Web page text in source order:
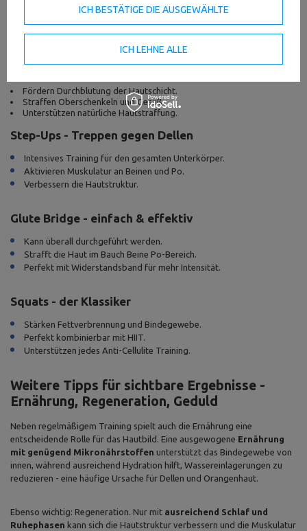
Stärkt den Po-Muskel gezielt.
Ideal mit Fitnessband oder Zusatzgewicht.
Ausfallschritte (Lunges) - Bein und Po in Kombi
Fördern Durchblutung der Hautschicht.
Straffen Oberschenkeln und Gesäß.
Unterstützen natürliche Hautstraffung.
Step-Ups - Treppen gegen Dellen
Intensives Training für den gesamten Unterkörper.
Aktivieren Muskulatur an Beinen und Po.
Verbessern die Hautstruktur.
Glute Bridge - einfach & effektiv
Kann überall durchgeführt werden.
Strafft die Haut im Bauch Beine Po-Bereich.
Perfekt mit Widerstandsband für mehr Intensität.
Squats - der Klassiker
Stärken Fettverbrennung und Bindegewebe.
Perfekt kombinierbar mit HIIT.
Unterstützen jedes Anti-Cellulite Training.
Weitere Tipps für sichtbare Ergebnisse -
Ernährung, Regeneration, Geduld
Neben regelmäßigem Training spielt auch die Ernährung eine
entscheidende Rolle für das Hautbild. Eine ausgewogene Ernährung
mit genügend Mikronährstoffen unterstützt das Bindegewebe von
innen, während ausreichend Hydration hilft, Wassereinlagerungen zu
reduzieren - eine häufige Ursache für Dellen und Orangenhaut.
Ebenso wichtig: Regeneration. Nur mit ausreichend Schlaf und
Ruhephasen kann sich die Hautstruktur verbessern und die Muskulatur
ICH BESTÄTIGE DIE AUSGEWÄHLTE
ICH LEHNE ALLE